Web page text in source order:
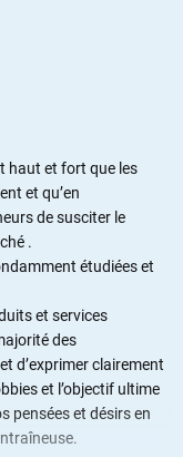
haut et fort que les
et qu’en
de susciter le
.
étudiées et
et services
des
d’exprimer clairement
et l’objectif ultime
pensées et désirs en